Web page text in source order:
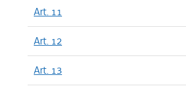
Art. 11
Art. 12
Art. 13